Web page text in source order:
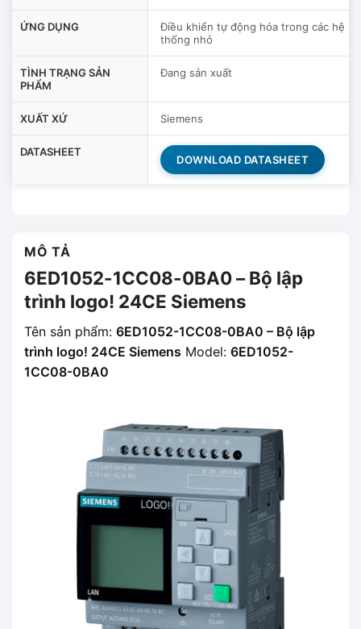
ỨNG DỤNG
Điều khiển tự động hóa trong các hệ
thống nhỏ
TÌNH TRẠNG SẢN
PHẨM
Đang sản xuất
XUẤT XỨ Siemens
DATASHEET
DOWNLOAD DATASHEET
MÔ TẢ
6ED1052-1CC08-0BA0 – Bộ lập
trình logo! 24CE Siemens
Tên sản phẩm: 6ED1052-1CC08-0BA0 – Bộ lập
trình logo! 24CE Siemens Model: 6ED1052-
1CC08-0BA0